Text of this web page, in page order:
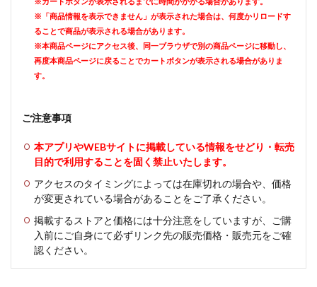
※「商品情報を表示できません」が表示された場合は、何度かリロードす
ることで商品が表示される場合があります。
※本商品ページにアクセス後、同一ブラウザで別の商品ページに移動し、
再度本商品ページに戻ることでカートボタンが表示される場合がありま
す。
ご注意事項
本アプリやWEBサイトに掲載している情報をせどり・転売
目的で利用することを固く禁止いたします。
アクセスのタイミングによっては在庫切れの場合や、価格
が変更されている場合があることをご了承ください。
掲載するストアと価格には十分注意をしていますが、ご購
入前にご自身にて必ずリンク先の販売価格・販売元をご確
認ください。